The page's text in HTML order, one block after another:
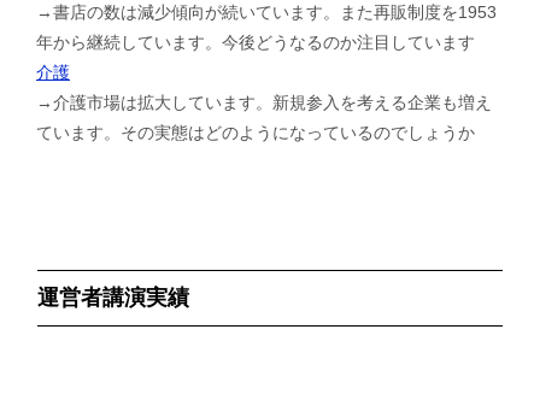
→書店の数は減少傾向が続いています。また再販制度を1953
年から継続しています。今後どうなるのか注目しています
介護
→介護市場は拡大しています。新規参入を考える企業も増え
ています。その実態はどのようになっているのでしょうか
運営者講演実績